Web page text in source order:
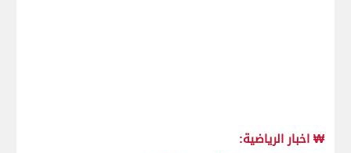
₩ اخبار الرياضية: